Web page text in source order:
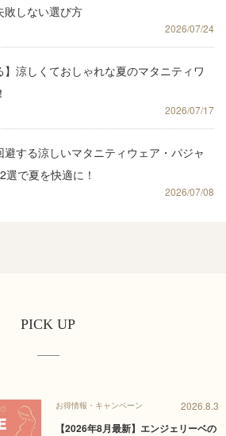
敗しない選び方
2026/07/24
】涼しくておしゃれな夏のマタニティワ
2026/07/17
避する涼しいマタニティウェア・パジャ
で夏を快適に！
2026/07/08
PICK UP
お得情報・キャンペーン 2026.8.3
【2026年8月最新】エンジェリーベの